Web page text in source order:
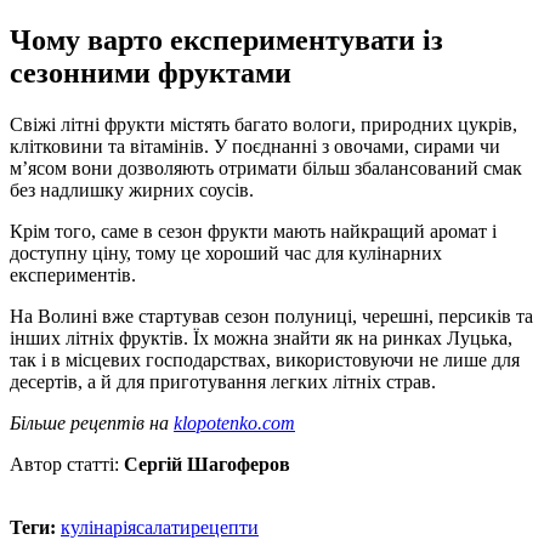
Чому варто експериментувати із
сезонними фруктами
Свіжі літні фрукти містять багато вологи, природних цукрів,
клітковини та вітамінів. У поєднанні з овочами, сирами чи
м’ясом вони дозволяють отримати більш збалансований смак
без надлишку жирних соусів.
Крім того, саме в сезон фрукти мають найкращий аромат і
доступну ціну, тому це хороший час для кулінарних
експериментів.
На Волині вже стартував сезон полуниці, черешні, персиків та
інших літніх фруктів. Їх можна знайти як на ринках Луцька,
так і в місцевих господарствах, використовуючи не лише для
десертів, а й для приготування легких літніх страв.
Більше рецептів на klopotenko.com
Автор статті: Сергій Шагоферов
Теги: кулінаріясалатирецепти